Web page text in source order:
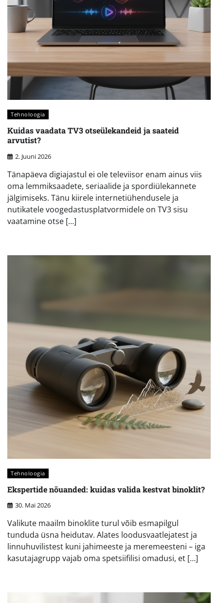
Tehnoloogia
Kuidas vaadata TV3 otseülekandeid ja saateid
arvutist?
2. Juuni 2026
Tänapäeva digiajastul ei ole televiisor enam ainus viis
oma lemmiksaadete, seriaalide ja spordiülekannete
jälgimiseks. Tänu kiirele internetiühendusele ja
nutikatele voogedastusplatvormidele on TV3 sisu
vaatamine otse […]
Tehnoloogia
Ekspertide nõuanded: kuidas valida kestvat binoklit?
30. Mai 2026
Valikute maailm binoklite turul võib esmapilgul
tunduda üsna heidutav. Alates loodusvaatlejatest ja
linnuhuvilistest kuni jahimeeste ja meremeesteni – iga
kasutajagrupp vajab oma spetsiifilisi omadusi, et […]